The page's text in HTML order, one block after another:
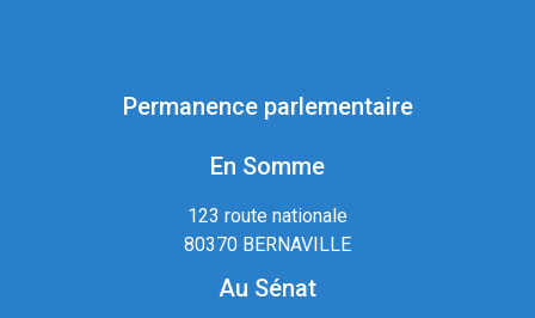
Permanence parlementaire
En Somme
123 route nationale
80370 BERNAVILLE
Au Sénat